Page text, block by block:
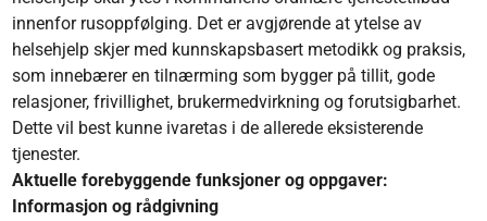
innenfor rusoppfølging. Det er avgjørende at ytelse av
helsehjelp skjer med kunnskapsbasert metodikk og praksis,
som innebærer en tilnærming som bygger på tillit, gode
relasjoner, frivillighet, brukermedvirkning og forutsigbarhet.
Dette vil best kunne ivaretas i de allerede eksisterende
tjenester.
Aktuelle forebyggende funksjoner og oppgaver:
Informasjon og rådgivning